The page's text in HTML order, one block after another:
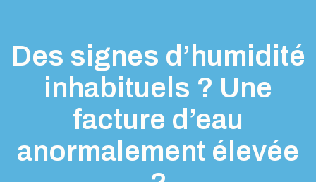
Des signes d’humidité
inhabituels ? Une
facture d’eau
anormalement élevée